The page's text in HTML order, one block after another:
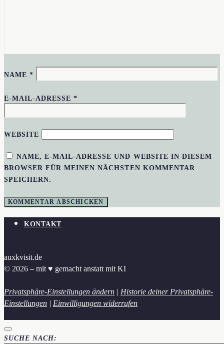
NAME*
E-MAIL-ADRESSE*
WEBSITE
NAME, E-MAIL-ADRESSE UND WEBSITE IN DIESEM
BROWSER FÜR MEINEN NÄCHSTEN KOMMENTAR
SPEICHERN.
KONTAKT
auxkvisit.de
© 2026 – mit ♥︎ gemacht anstatt mit KI
Privatsphäre-Einstellungen ändern | Historie deiner Privatsphäre-
Einstellungen | Einwilligungen widerrufen
SUCHE NACH: